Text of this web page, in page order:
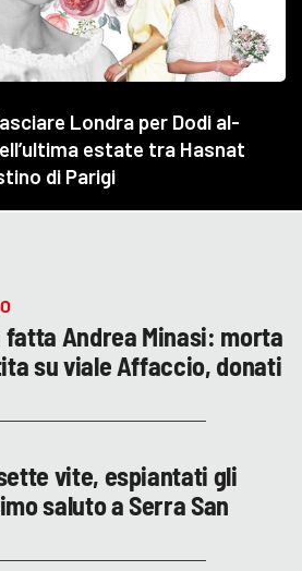
fatta Andrea Minasi: morta
su viale Affaccio, donati
vite, espiantati gli
saluto a Serra San